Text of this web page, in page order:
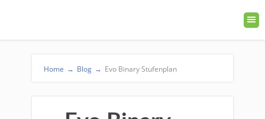
Home → Blog → Evo Binary Stufenplan